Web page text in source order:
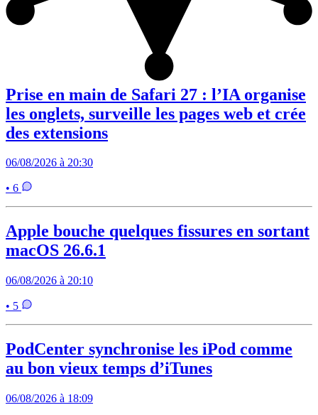
Prise en main de Safari 27 : l’IA organise
les onglets, surveille les pages web et crée
des extensions
06/08/2026 à 20:30
• 6
Apple bouche quelques fissures en sortant
macOS 26.6.1
06/08/2026 à 20:10
• 5
PodCenter synchronise les iPod comme
au bon vieux temps d’iTunes
06/08/2026 à 18:09